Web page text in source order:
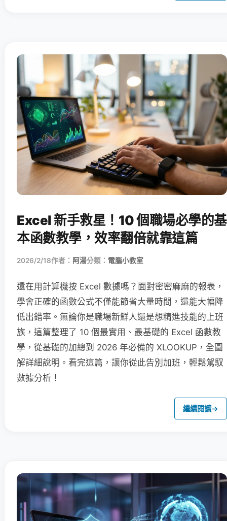
Excel 新手救星！10 個職場必學的基
本函數教學，效率翻倍就靠這篇
2026/2/18作者： 阿湯分類： 電腦小教室
還在用計算機按 Excel 數據嗎？面對密密麻麻的報表，
學會正確的函數公式不僅能節省大量時間，還能大幅降
低出錯率。無論你是職場新鮮人還是想精進技能的上班
族，這篇整理了 10 個最實用、最基礎的 Excel 函數教
學，從基礎的加總到 2026 年必備的 XLOOKUP，全圖
解詳細說明。看完這篇，讓你從此告別加班，輕鬆駕馭
數據分析！
繼續閱讀→